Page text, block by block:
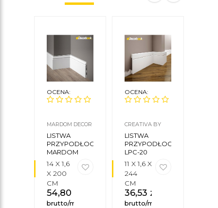
OCENA:
MARDOM DECOR
LISTWA
PRZYPODŁOGOWA
MARDOM
DECOR
MD360
14 X 1,6
X 200
CM
54,80
brutto/mb
OCENA:
CREATIVA BY
CEZAR
LISTWA
PRZYPODŁOGOWA
LPC-20
11 X 1,6 X
244
CM
36,53 zł
brutto/mb